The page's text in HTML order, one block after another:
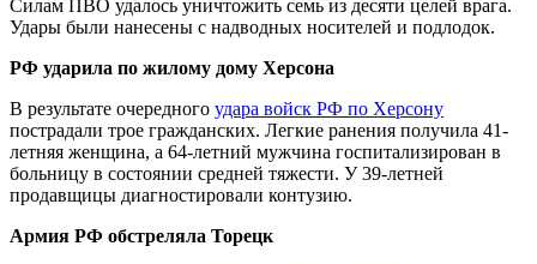
Силам ПВО удалось уничтожить семь из десяти целей врага.
Удары были нанесены с надводных носителей и подлодок.
РФ ударила по жилому дому Херсона
В результате очередного удара войск РФ по Херсону
пострадали трое гражданских. Легкие ранения получила 41-
летняя женщина, а 64-летний мужчина госпитализирован в
больницу в состоянии средней тяжести. У 39-летней
продавщицы диагностировали контузию.
Армия РФ обстреляла Торецк